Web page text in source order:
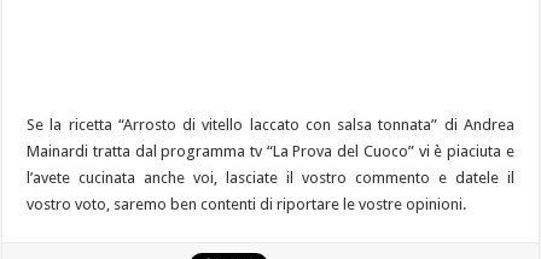
Se la ricetta “Arrosto di vitello laccato con salsa tonnata” di Andrea
Mainardi tratta dal programma tv “La Prova del Cuoco” vi è piaciuta e
l’avete cucinata anche voi, lasciate il vostro commento e datele il
vostro voto, saremo ben contenti di riportare le vostre opinioni.